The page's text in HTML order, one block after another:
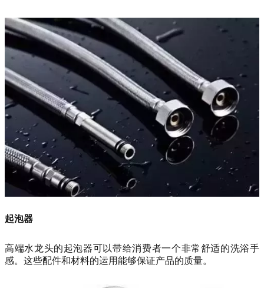
起泡器
高端水龙头的起泡器可以带给消费者一个非常舒适的洗浴手
感。这些配件和材料的运用能够保证产品的质量。